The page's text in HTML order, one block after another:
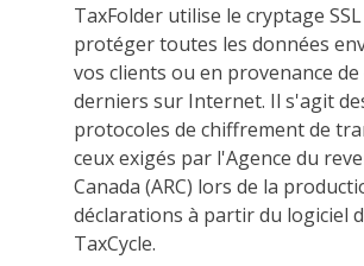
TaxFolder utilise le cryptage
protéger toutes les données
vos clients ou en provenance de
derniers sur Internet. Il s'agit
protocoles de chiffrement de
ceux exigés par l'Agence du
Canada (ARC) lors de la
déclarations à partir du logiciel
TaxCycle.